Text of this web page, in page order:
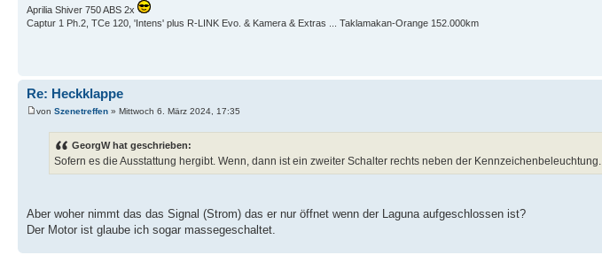
Aprilia Shiver 750 ABS 2x
Captur 1 Ph.2, TCe 120, 'Intens' plus R-LINK Evo. & Kamera & Extras ... Taklamakan-Orange 152.000km
Re: Heckklappe
von Szenetreffen » Mittwoch 6. März 2024, 17:35
GeorgW hat geschrieben:
Sofern es die Ausstattung hergibt. Wenn, dann ist ein zweiter Schalter rechts neben der Kennzeichenbeleuchtung.
Aber woher nimmt das das Signal (Strom) das er nur öffnet wenn der Laguna aufgeschlossen ist?
Der Motor ist glaube ich sogar massegeschaltet.